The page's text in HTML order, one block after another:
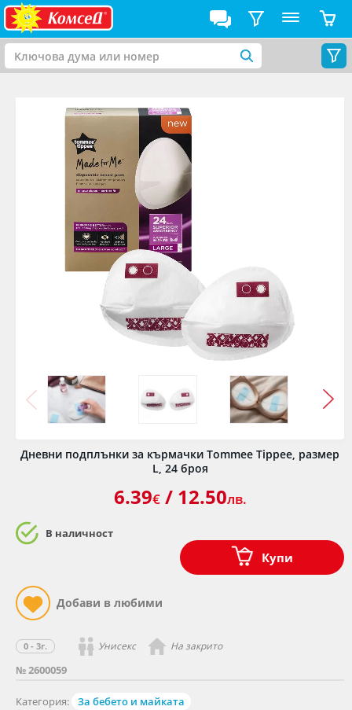
Дневни подплънки за кърмачки Tommee Tippee, размер
L, 24 броя
№ 2600059
Категория:
За бебето и майката
0 - 3г. Унисекс На закрито
6.39€/ 12.50лв.
В наличност
Купи